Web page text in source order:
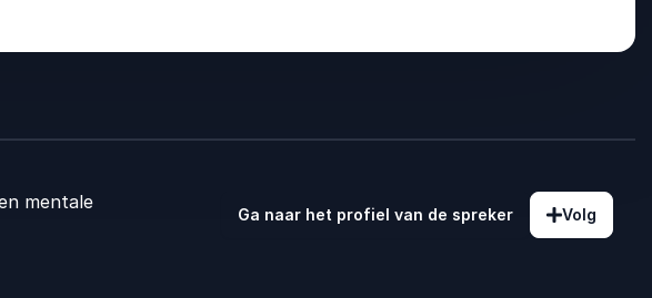
mentale
Ga naar het profiel van de spreker Volg